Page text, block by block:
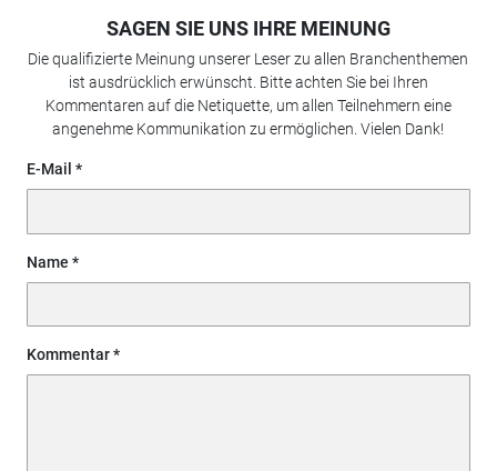
SAGEN SIE UNS IHRE MEINUNG
Die qualifizierte Meinung unserer Leser zu allen Branchenthemen
ist ausdrücklich erwünscht. Bitte achten Sie bei Ihren
Kommentaren auf die Netiquette, um allen Teilnehmern eine
angenehme Kommunikation zu ermöglichen. Vielen Dank!
E-Mail
Name
Kommentar